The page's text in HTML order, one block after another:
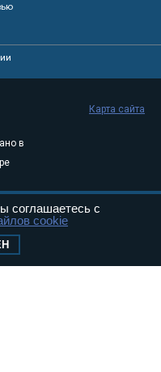
в
05
Карта сайта
соглашаетесь с
cookie